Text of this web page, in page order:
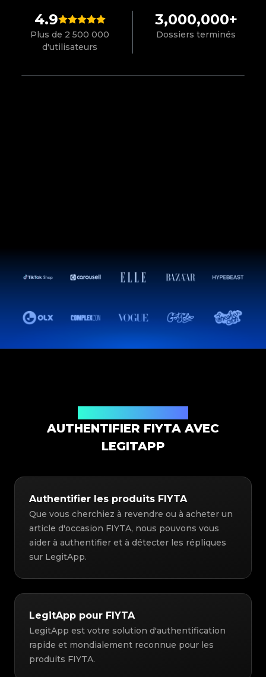
4.9
Plus de 2 500 000
d'utilisateurs
3,000,000+
Dossiers terminés
AUTHENTIFIER FIYTA AVEC
LEGITAPP
Authentifier les produits FIYTA
Que vous cherchiez à revendre ou à acheter un
article d'occasion FIYTA, nous pouvons vous
aider à authentifier et à détecter les répliques
sur LegitApp.
LegitApp pour FIYTA
LegitApp est votre solution d'authentification
rapide et mondialement reconnue pour les
produits FIYTA.